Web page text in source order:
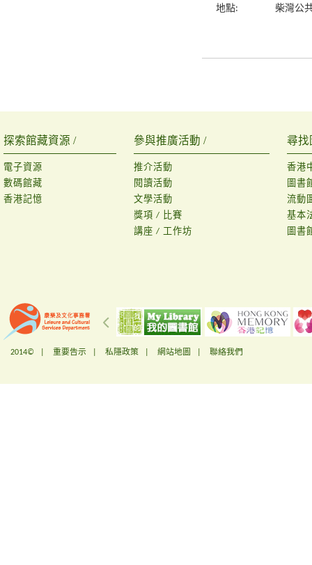
地點:
柴灣公
探索館藏資源 /
電子資源
數碼館藏
香港記憶
參與推廣活動 /
推介活動
閱讀活動
文學活動
獎項 / 比賽
講座 / 工作坊
尋找
香港
圖書
流動
基本
圖書
2014© | 重要告示 私隱政策 網站地圖 聯絡我們